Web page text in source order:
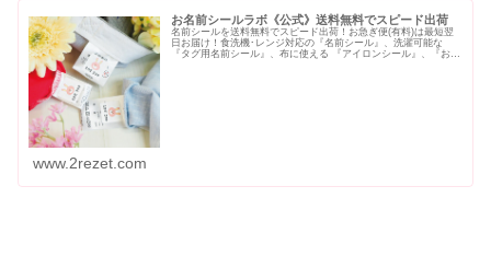
お名前シールラボ《公式》送料無料でスピード出荷
名前シールを送料無料でスピード出荷！お急ぎ便(有料)は最短翌
日お届け！食洗機･レンジ対応の『名前シール』、洗濯可能な
『タグ用名前シール』、布に使える 『アイロンシール』、『お名
www.2rezet.com